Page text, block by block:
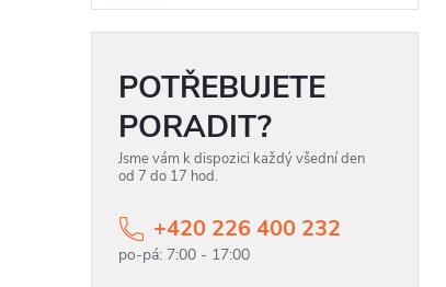
POTŘEBUJETE
PORADIT?
Jsme vám k dispozici každý všední den
od 7 do 17 hod.
+420 226 400 232